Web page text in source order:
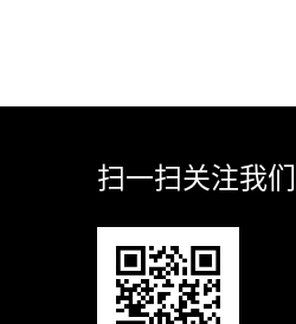
扫一扫关注我们